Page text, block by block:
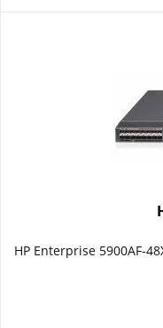
HP Enterprise 5900AF-